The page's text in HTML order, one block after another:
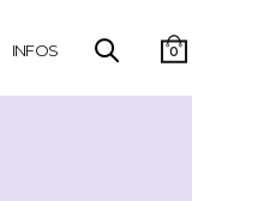
INFOS 0